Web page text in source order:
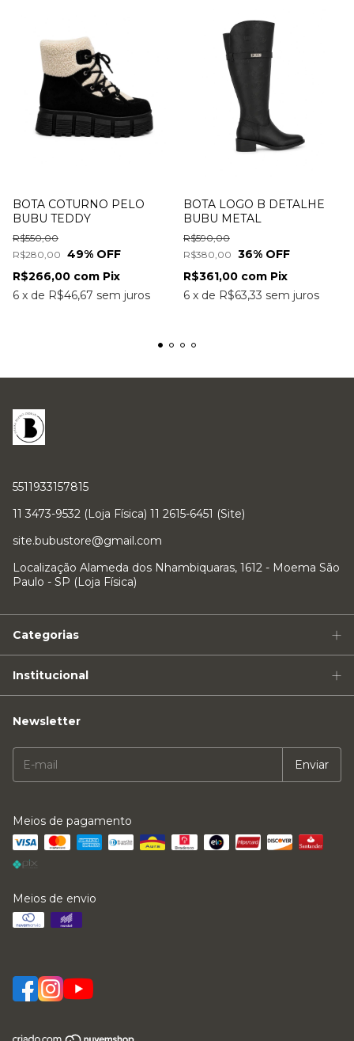
BOTA COTURNO PELO
BUBU TEDDY
R$280,00
R$550,00
49% OFF
6 x de R$46,67 sem juros
R$266,00 com Pix
BOTA LOGO B DETALHE
BUBU METAL
R$380,00
R$590,00
36% OFF
6 x de R$63,33 sem juros
R$361,00 com Pix
5511933157815
11 3473-9532 (Loja Física) 11 2615-6451 (Site)
site.bubustore@gmail.com
Localização Alameda dos Nhambiquaras, 1612 - Moema São
Paulo - SP (Loja Física)
Categorias
Institucional
Newsletter
Meios de pagamento
Meios de envio